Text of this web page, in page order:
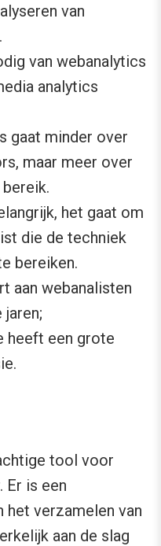
van
van webanalytics
analytics
gaat minder over
maar meer over
het gaat om
die de techniek
bereiken.
aan webanalisten
heeft een grote
tool voor
Er is een
het verzamelen van
aan de slag